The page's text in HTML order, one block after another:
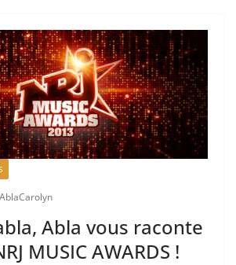
AblaCarolyn
Abla vous raconte
MUSIC AWARDS !